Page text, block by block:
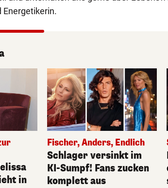
Energetikerin.
in
Fischer, Anders, Endlich
Schlager versinkt im
KI-Sumpf! Fans zucken
komplett aus